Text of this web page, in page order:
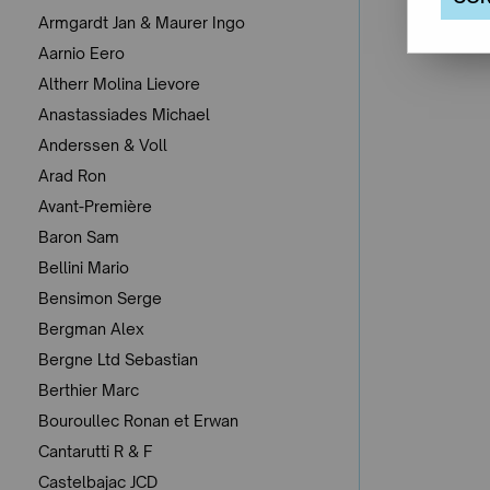
Armgardt Jan & Maurer Ingo
Aarnio Eero
Altherr Molina Lievore
Anastassiades Michael
Anderssen & Voll
Arad Ron
Avant-Première
Baron Sam
Bellini Mario
Bensimon Serge
Bergman Alex
Bergne Ltd Sebastian
Berthier Marc
Bouroullec Ronan et Erwan
Cantarutti R & F
Castelbajac JCD